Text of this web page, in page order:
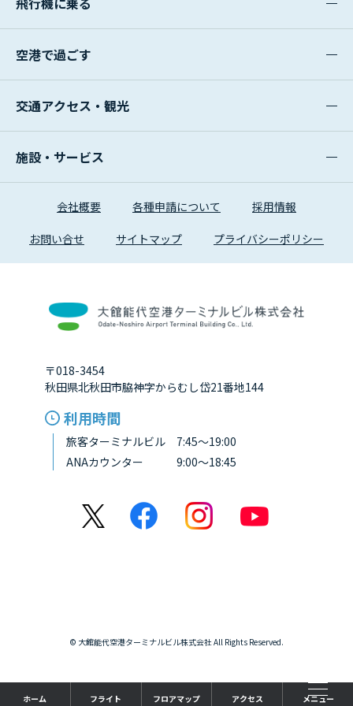
ホーム フライト フロアマップ アクセス メニュー
空港で過ごす
交通アクセス・観光
施設・サービス
会社概要 各種申請について 採用情報
お問い合せ サイトマップ プライバシーポリシー
〒018-3454
秋田県北秋田市脇神字からむし岱21番地144
利用時間
旅客ターミナルビル 7:45～19:00
ANAカウンター 9:00～18:45
© 大館能代空港ターミナルビル株式会社 All Rights Reserved.